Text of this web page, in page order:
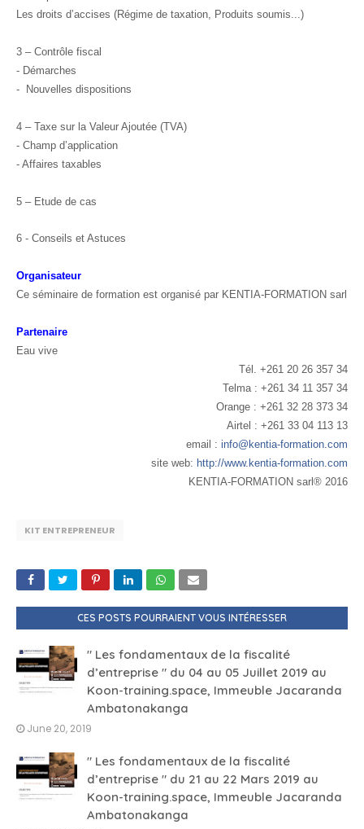
Les droits d’accises (Régime de taxation, Produits soumis...)
3 – Contrôle fiscal
- Démarches
- Nouvelles dispositions
4 – Taxe sur la Valeur Ajoutée (TVA)
- Champ d’application
- Affaires taxables
5 – Etude de cas
6 - Conseils et Astuces
Organisateur
Ce séminaire de formation est organisé par KENTIA-FORMATION sarl
Partenaire
Eau vive
Tél. +261 20 26 357 34
Telma : +261 34 11 357 34
Orange : +261 32 28 373 34
Airtel : +261 33 04 113 13
email : info@kentia-formation.com
site web: http://www.kentia-formation.com
KENTIA-FORMATION sarl® 2016
KIT ENTREPRENEUR
CES POSTS POURRAIENT VOUS INTÉRESSER
" Les fondamentaux de la fiscalité
d’entreprise " du 04 au 05 Juillet 2019 au
Koon-training.space, Immeuble Jacaranda
Ambatonakanga
June 20, 2019
" Les fondamentaux de la fiscalité
d’entreprise " du 21 au 22 Mars 2019 au
Koon-training.space, Immeuble Jacaranda
Ambatonakanga